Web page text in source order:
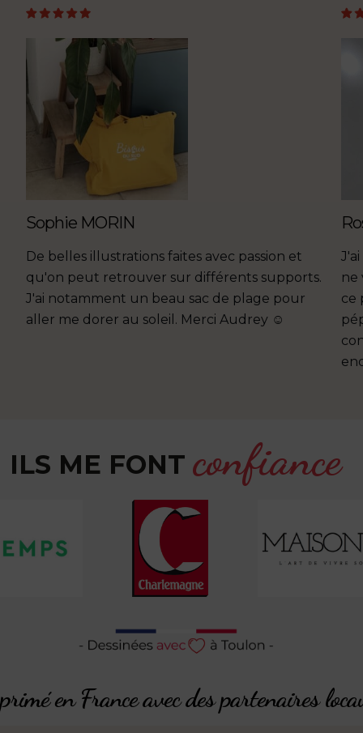
Sophie MORIN
De belles illustrations faites avec passion et
qu'on peut retrouver sur différents supports.
J'ai notamment un beau sac de plage pour
aller me dorer au soleil. Merci Audrey ☺
ne
ce
ILS ME FONT confiance
en France avec des partenaires